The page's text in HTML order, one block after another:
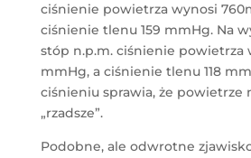
ciśnienie powietrza wynosi
ciśnienie tlenu 159 mmHg. Na
stóp n.p.m. ciśnienie powietrza
mmHg, a ciśnienie tlenu 118
ciśnieniu sprawia, że powietrze
„rzadsze”.
Podobne, ale odwrotne